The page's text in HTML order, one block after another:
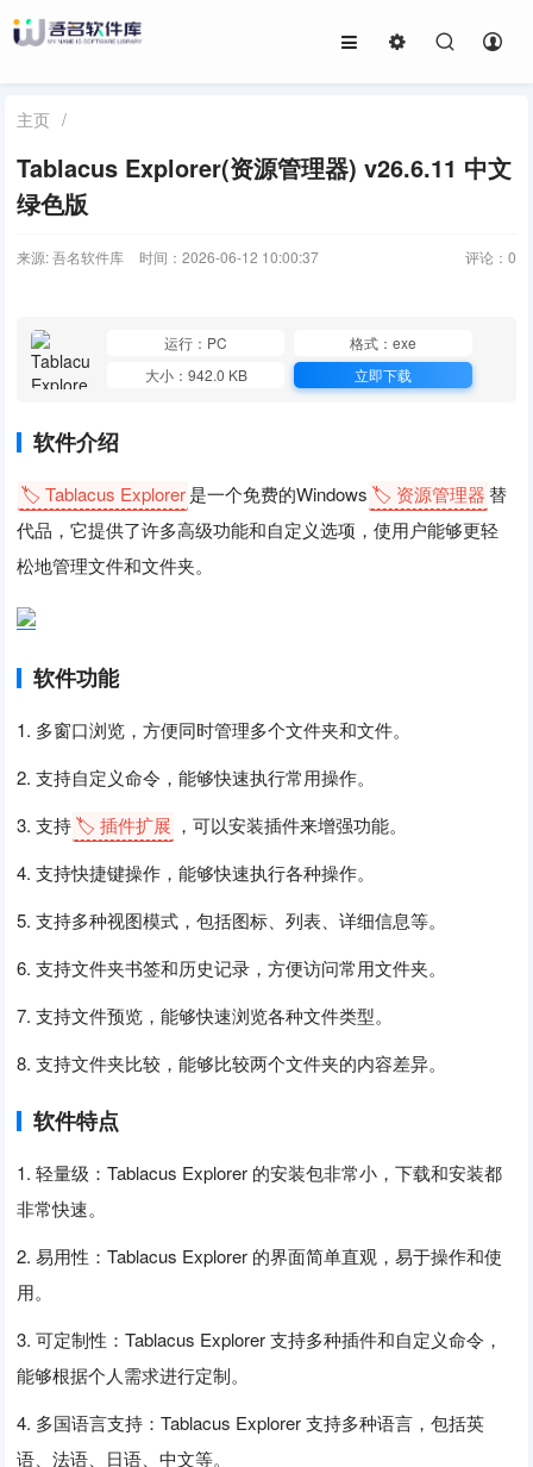
主页 /
Tablacus Explorer(资源管理器) v26.6.11 中文
绿色版
来源: 吾名软件库 时间：2026-06-12 10:00:37 评论： 0
运行：PC
格式：exe
大小：942.0 KB
立即下载
软件介绍
🏷️ Tablacus Explorer是一个免费的Windows 🏷️ 资源管理器 替
代品，它提供了许多高级功能和自定义选项，使用户能够更轻
松地管理文件和文件夹。
软件功能
1. 多窗口浏览，方便同时管理多个文件夹和文件。
2. 支持自定义命令，能够快速执行常用操作。
3. 支持🏷️ 插件扩展 ，可以安装插件来增强功能。
4. 支持快捷键操作，能够快速执行各种操作。
5. 支持多种视图模式，包括图标、列表、详细信息等。
6. 支持文件夹书签和历史记录，方便访问常用文件夹。
7. 支持文件预览，能够快速浏览各种文件类型。
8. 支持文件夹比较，能够比较两个文件夹的内容差异。
软件特点
1. 轻量级：Tablacus Explorer 的安装包非常小，下载和安装都
非常快速。
2. 易用性：Tablacus Explorer 的界面简单直观，易于操作和使
用。
3. 可定制性：Tablacus Explorer 支持多种插件和自定义命令，
能够根据个人需求进行定制。
4. 多国语言支持：Tablacus Explorer 支持多种语言，包括英
语、法语、日语、中文等。